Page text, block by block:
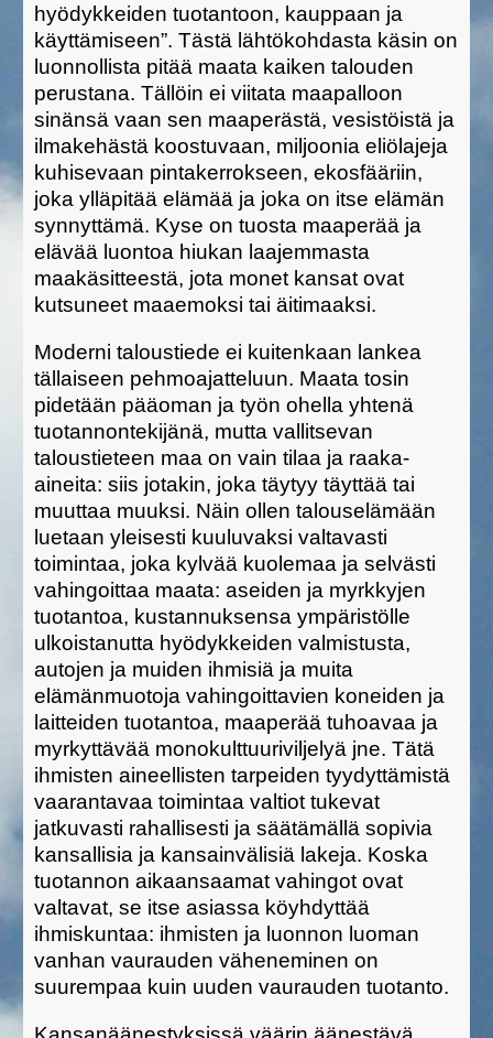
hyödykkeiden tuotantoon, kauppaan ja
käyttämiseen”. Tästä lähtökohdasta käsin on
luonnollista pitää maata kaiken talouden
perustana. Tällöin ei viitata maapalloon
sinänsä vaan sen maaperästä, vesistöistä ja
ilmakehästä koostuvaan, miljoonia eliölajeja
kuhisevaan pintakerrokseen, ekosfääriin,
joka ylläpitää elämää ja joka on itse elämän
synnyttämä. Kyse on tuosta maaperää ja
elävää luontoa hiukan laajemmasta
maakäsitteestä, jota monet kansat ovat
kutsuneet maaemoksi tai äitimaaksi.
Moderni taloustiede ei kuitenkaan lankea
tällaiseen pehmoajatteluun. Maata tosin
pidetään pääoman ja työn ohella yhtenä
tuotannontekijänä, mutta vallitsevan
taloustieteen maa on vain tilaa ja raaka-
aineita: siis jotakin, joka täytyy täyttää tai
muuttaa muuksi. Näin ollen talouselämään
luetaan yleisesti kuuluvaksi valtavasti
toimintaa, joka kylvää kuolemaa ja selvästi
vahingoittaa maata: aseiden ja myrkkyjen
tuotantoa, kustannuksensa ympäristölle
ulkoistanutta hyödykkeiden valmistusta,
autojen ja muiden ihmisiä ja muita
elämänmuotoja vahingoittavien koneiden ja
laitteiden tuotantoa, maaperää tuhoavaa ja
myrkyttävää monokulttuuriviljelyä jne. Tätä
ihmisten aineellisten tarpeiden tyydyttämistä
vaarantavaa toimintaa valtiot tukevat
jatkuvasti rahallisesti ja säätämällä sopivia
kansallisia ja kansainvälisiä lakeja. Koska
tuotannon aikaansaamat vahingot ovat
valtavat, se itse asiassa köyhdyttää
ihmiskuntaa: ihmisten ja luonnon luoman
vanhan vaurauden väheneminen on
suurempaa kuin uuden vaurauden tuotanto.